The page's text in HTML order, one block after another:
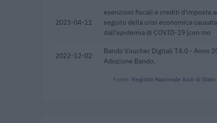
2023-04-11
esenzioni fiscali e crediti d'imposta
seguito della crisi economica causata
dall'epidemia di COVID-19 [con mo
2022-12-02
Bando Voucher Digitali T4.0 - Anno
Adozione Bando.
Fonte: Registro Nazionale Aiuti di Stato